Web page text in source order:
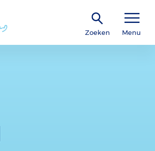
Zoeken Menu